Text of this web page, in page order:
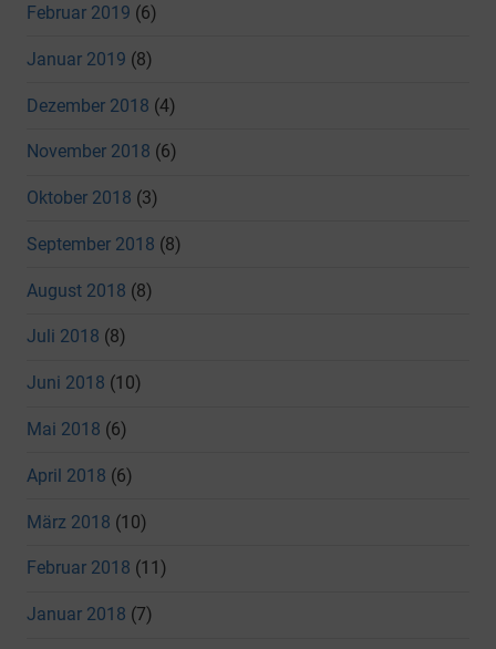
Februar 2019 (6)
Januar 2019 (8)
Dezember 2018 (4)
November 2018 (6)
Oktober 2018 (3)
September 2018 (8)
August 2018 (8)
Juli 2018 (8)
Juni 2018 (10)
Mai 2018 (6)
April 2018 (6)
März 2018 (10)
Februar 2018 (11)
Januar 2018 (7)